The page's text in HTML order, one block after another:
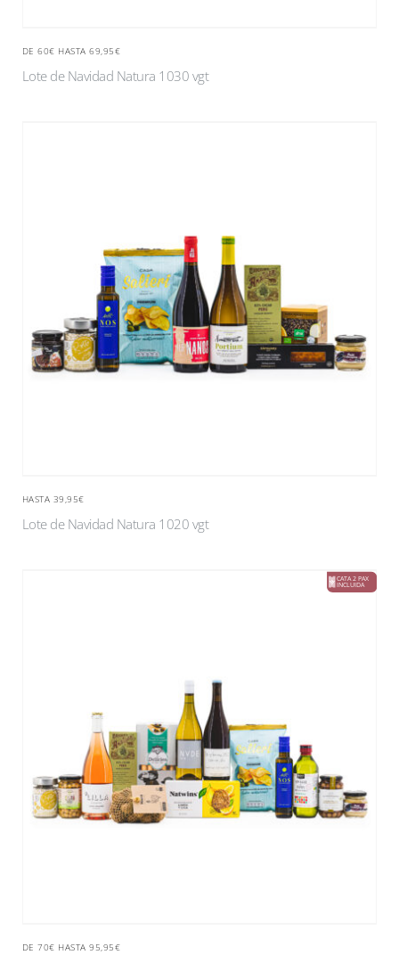
DE 60€ HASTA 69,95€
Lote de Navidad Natura 1030 vgt
HASTA 39,95€
Lote de Navidad Natura 1020 vgt
DE 70€ HASTA 95,95€